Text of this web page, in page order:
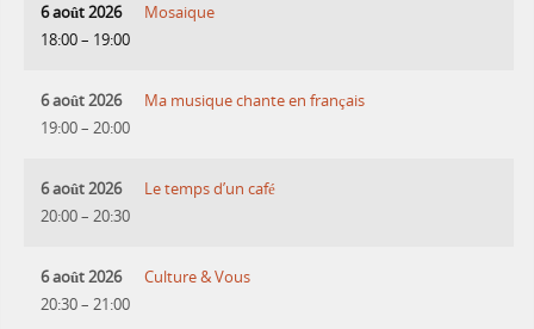
6 août 2026
18:00– 19:00
Mosaique
6 août 2026
19:00– 20:00
Ma musique chante en français
6 août 2026
20:00– 20:30
Le temps d’un café
6 août 2026
20:30– 21:00
Culture & Vous